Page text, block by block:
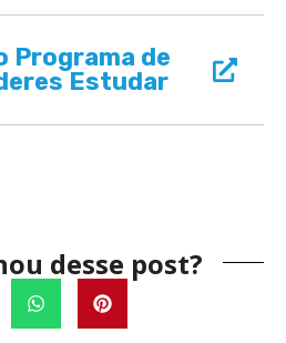
Programa de
Estudar
desse post?